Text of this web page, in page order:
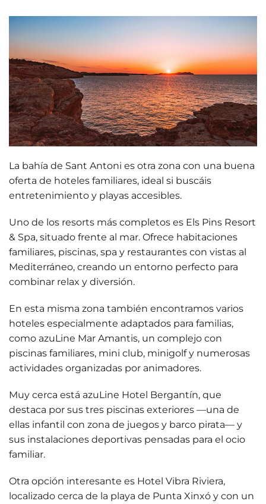
La bahía de Sant Antoni es otra zona con una buena
oferta de hoteles familiares, ideal si buscáis
entretenimiento y playas accesibles.
Uno de los resorts más completos es Els Pins Resort
& Spa, situado frente al mar. Ofrece habitaciones
familiares, piscinas, spa y restaurantes con vistas al
Mediterráneo, creando un entorno perfecto para
combinar relax y diversión.
En esta misma zona también encontramos varios
hoteles especialmente adaptados para familias,
como azuLine Mar Amantis, un complejo con
piscinas familiares, mini club, minigolf y numerosas
actividades organizadas por animadores.
Muy cerca está azuLine Hotel Bergantín, que
destaca por sus tres piscinas exteriores —una de
ellas infantil con zona de juegos y barco pirata— y
sus instalaciones deportivas pensadas para el ocio
familiar.
Otra opción interesante es Hotel Vibra Riviera,
localizado cerca de la playa de Punta Xinxó y con un